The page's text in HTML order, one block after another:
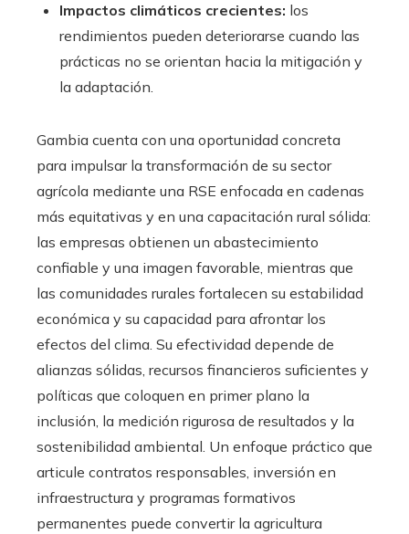
Impactos climáticos crecientes: los
rendimientos pueden deteriorarse cuando las
prácticas no se orientan hacia la mitigación y
la adaptación.
Gambia cuenta con una oportunidad concreta
para impulsar la transformación de su sector
agrícola mediante una RSE enfocada en cadenas
más equitativas y en una capacitación rural sólida:
las empresas obtienen un abastecimiento
confiable y una imagen favorable, mientras que
las comunidades rurales fortalecen su estabilidad
económica y su capacidad para afrontar los
efectos del clima. Su efectividad depende de
alianzas sólidas, recursos financieros suficientes y
políticas que coloquen en primer plano la
inclusión, la medición rigurosa de resultados y la
sostenibilidad ambiental. Un enfoque práctico que
articule contratos responsables, inversión en
infraestructura y programas formativos
permanentes puede convertir la agricultura